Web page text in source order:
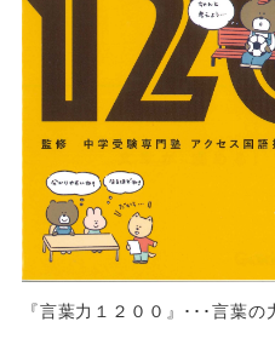
『言葉力１２００』･･･言葉